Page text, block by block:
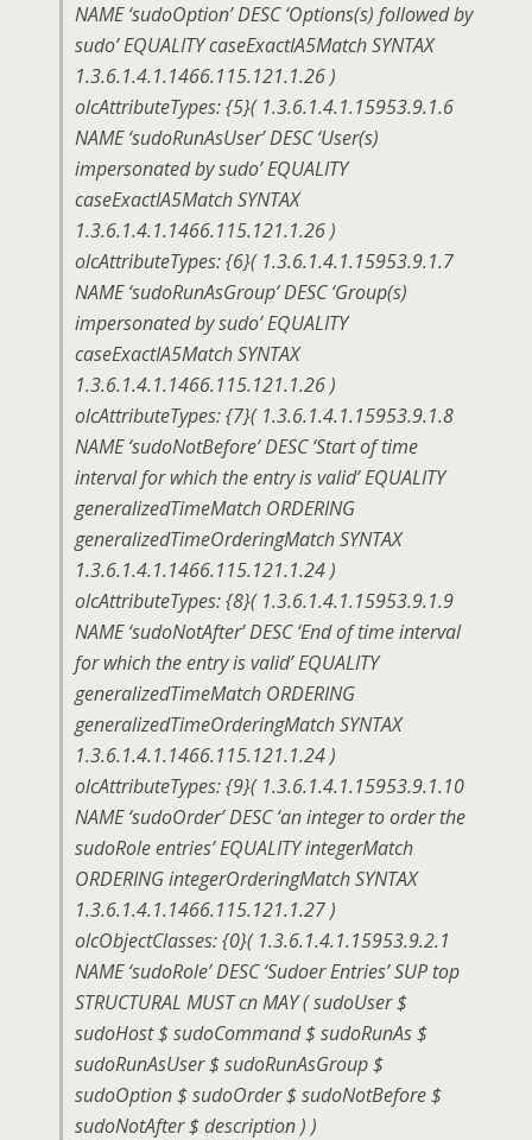
NAME ‘sudoOption’ DESC ‘Options(s) followed by
sudo’ EQUALITY caseExactIA5Match SYNTAX
1.3.6.1.4.1.1466.115.121.1.26 )
olcAttributeTypes: {5}( 1.3.6.1.4.1.15953.9.1.6
NAME ‘sudoRunAsUser’ DESC ‘User(s)
impersonated by sudo’ EQUALITY
caseExactIA5Match SYNTAX
1.3.6.1.4.1.1466.115.121.1.26 )
olcAttributeTypes: {6}( 1.3.6.1.4.1.15953.9.1.7
NAME ‘sudoRunAsGroup’ DESC ‘Group(s)
impersonated by sudo’ EQUALITY
caseExactIA5Match SYNTAX
1.3.6.1.4.1.1466.115.121.1.26 )
olcAttributeTypes: {7}( 1.3.6.1.4.1.15953.9.1.8
NAME ‘sudoNotBefore’ DESC ‘Start of time
interval for which the entry is valid’ EQUALITY
generalizedTimeMatch ORDERING
generalizedTimeOrderingMatch SYNTAX
1.3.6.1.4.1.1466.115.121.1.24 )
olcAttributeTypes: {8}( 1.3.6.1.4.1.15953.9.1.9
NAME ‘sudoNotAfter’ DESC ‘End of time interval
for which the entry is valid’ EQUALITY
generalizedTimeMatch ORDERING
generalizedTimeOrderingMatch SYNTAX
1.3.6.1.4.1.1466.115.121.1.24 )
olcAttributeTypes: {9}( 1.3.6.1.4.1.15953.9.1.10
NAME ‘sudoOrder’ DESC ‘an integer to order the
sudoRole entries’ EQUALITY integerMatch
ORDERING integerOrderingMatch SYNTAX
1.3.6.1.4.1.1466.115.121.1.27 )
olcObjectClasses: {0}( 1.3.6.1.4.1.15953.9.2.1
NAME ‘sudoRole’ DESC ‘Sudoer Entries’ SUP top
STRUCTURAL MUST cn MAY ( sudoUser $
sudoHost $ sudoCommand $ sudoRunAs $
sudoRunAsUser $ sudoRunAsGroup $
sudoOption $ sudoOrder $ sudoNotBefore $
sudoNotAfter $ description ) )